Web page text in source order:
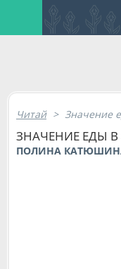
Читай > Значение
ЗНАЧЕНИЕ ЕДЫ
ПОЛИНА